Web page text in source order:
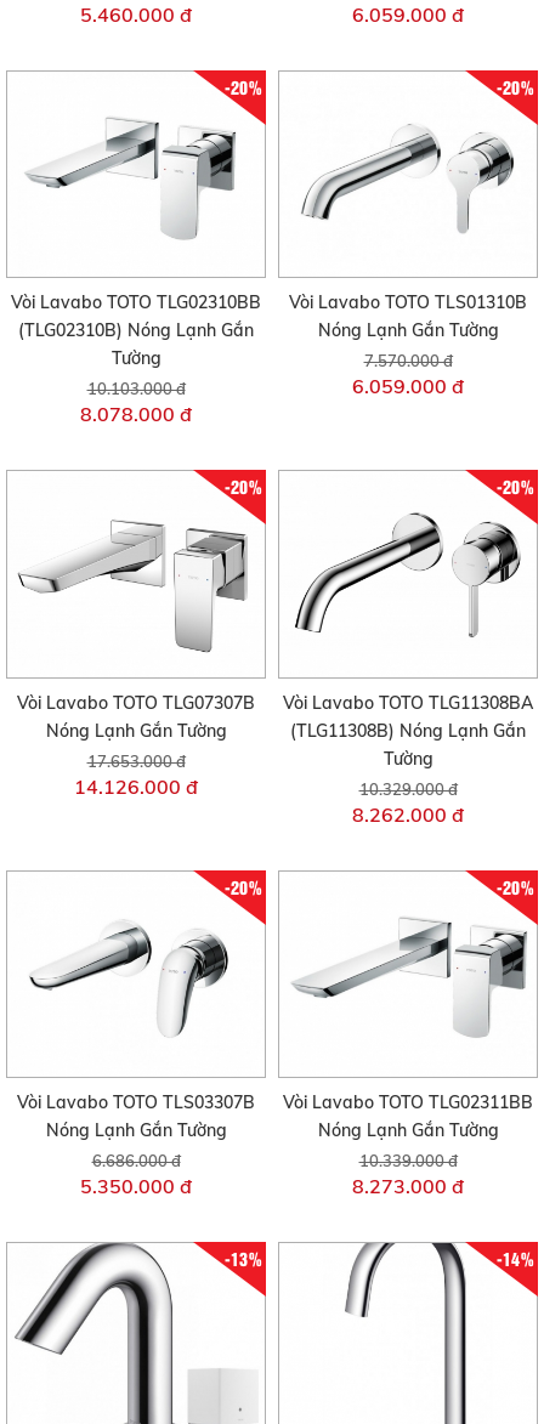
5.460.000 đ 6.059.000 đ
-20%
Vòi Lavabo TOTO TLG02310BB
(TLG02310B) Nóng Lạnh Gắn
Tường
10.103.000 đ
8.078.000 đ
-20%
Vòi Lavabo TOTO TLS01310B
Nóng Lạnh Gắn Tường
7.570.000 đ
6.059.000 đ
-20%
Vòi Lavabo TOTO TLG07307B
Nóng Lạnh Gắn Tường
17.653.000 đ
14.126.000 đ
-20%
Vòi Lavabo TOTO TLG11308BA
(TLG11308B) Nóng Lạnh Gắn
Tường
10.329.000 đ
8.262.000 đ
-20%
Vòi Lavabo TOTO TLS03307B
Nóng Lạnh Gắn Tường
6.686.000 đ
5.350.000 đ
-20%
Vòi Lavabo TOTO TLG02311BB
Nóng Lạnh Gắn Tường
10.339.000 đ
8.273.000 đ
-13% -14%